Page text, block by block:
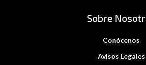
Sobre
Conócenos
Avisos Legales